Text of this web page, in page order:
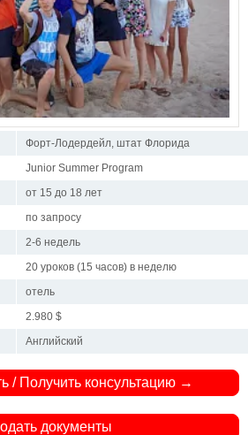
Форт-Лодердейл, штат Флорида
Junior Summer Program
от 15 до 18 лет
по запросу
2-6 недель
20 уроков (15 часов) в неделю
отель
2.980 $
Английский
/ Получить консультацию →
документы